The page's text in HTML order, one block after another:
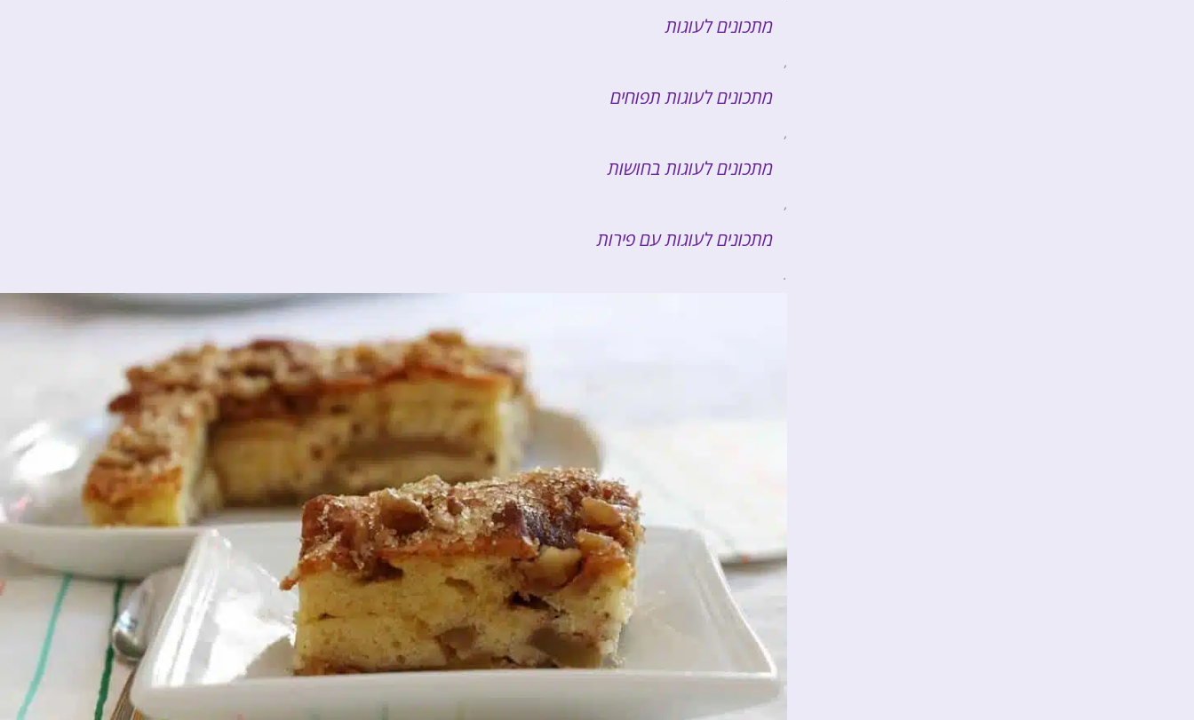
מתכונים לעוגות
,
מתכונים לעוגות תפוחים
,
מתכונים לעוגות בחושות
,
מתכונים לעוגות עם פירות
.